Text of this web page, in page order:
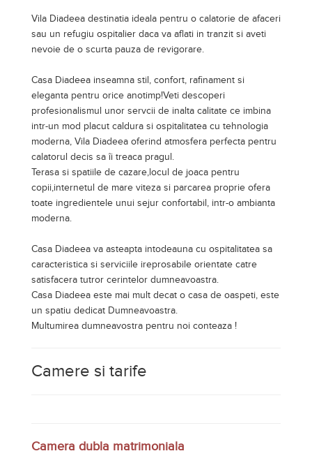
Vila Diadeea destinatia ideala pentru o calatorie de afaceri
sau un refugiu ospitalier daca va aflati in tranzit si aveti
nevoie de o scurta pauza de revigorare.
Casa Diadeea inseamna stil, confort, rafinament si
eleganta pentru orice anotimp!Veti descoperi
profesionalismul unor servcii de inalta calitate ce imbina
intr-un mod placut caldura si ospitalitatea cu tehnologia
moderna, Vila Diadeea oferind atmosfera perfecta pentru
calatorul decis sa îi treaca pragul.
Terasa si spatiile de cazare,locul de joaca pentru
copii,internetul de mare viteza si parcarea proprie ofera
toate ingredientele unui sejur confortabil, intr-o ambianta
moderna.
Casa Diadeea va asteapta intodeauna cu ospitalitatea sa
caracteristica si serviciile ireprosabile orientate catre
satisfacera tutror cerintelor dumneavoastra.
Casa Diadeea este mai mult decat o casa de oaspeti, este
un spatiu dedicat Dumneavoastra.
Multumirea dumneavostra pentru noi conteaza !
Camere si tarife
Camera dubla matrimoniala